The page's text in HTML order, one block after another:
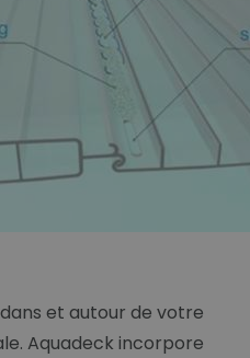
et autour de votre
Aquadeck incorpore